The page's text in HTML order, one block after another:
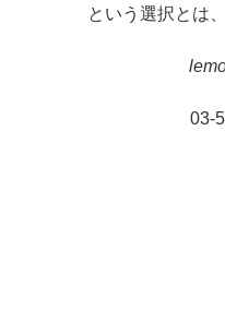
という選択とは
03-